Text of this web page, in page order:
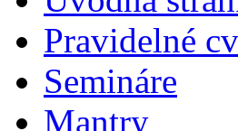
Pravidelné
Semináre
Mantry